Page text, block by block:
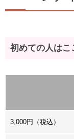
初めての人はこ
3,000円（税込）